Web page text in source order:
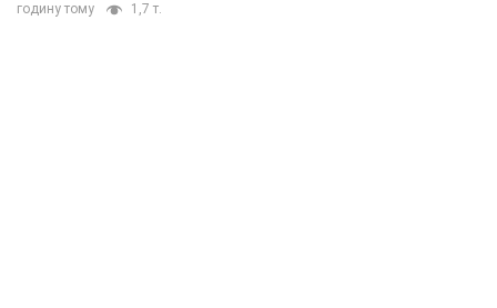
годину тому 1,7 т.